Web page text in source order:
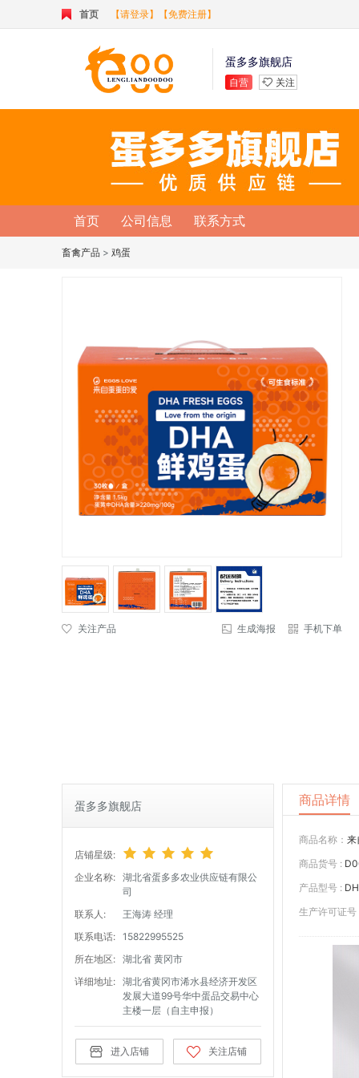
首页 【请登录】 【免费注册】
蛋多多旗舰店
自营 关注
首页 公司信息 联系方式
畜禽产品 > 鸡蛋
关注产品 生成海报 手机下单
蛋多多旗舰店
店铺星级:
企业名称: 湖北省蛋多多农业供应链有限公
司
联系人:
王海涛 经理
联系电话: 15822995525
所在地区: 湖北省 黄冈市
详细地址: 湖北省黄冈市浠水县经济开发区
发展大道99号华中蛋品交易中心
主楼一层（自主申报）
进入店铺 关注店铺
商品详情
商品名称： 来
商品货号 :
产品型号 :
生产许可证号